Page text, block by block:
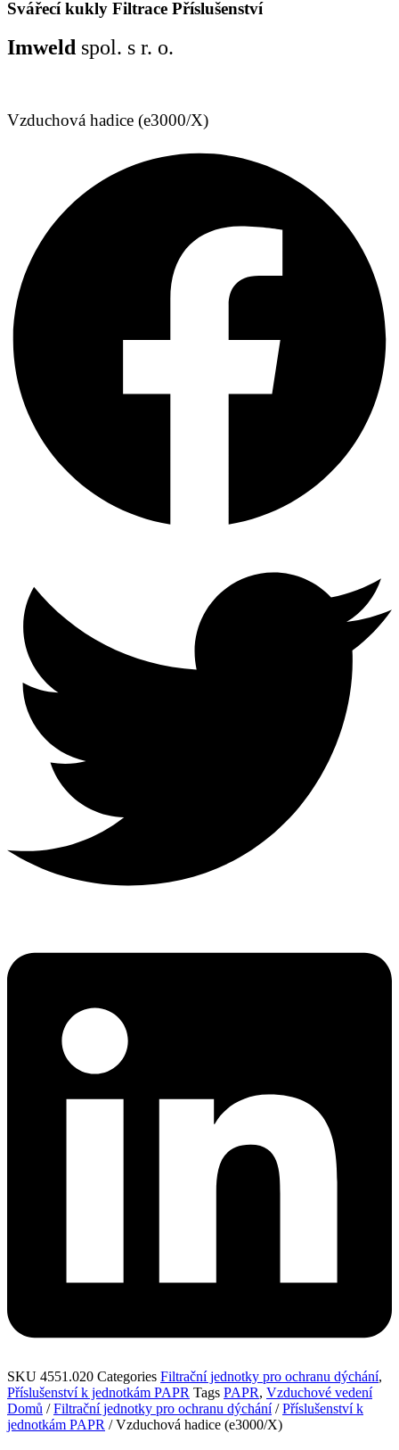
Svářecí kukly Filtrace Příslušenství
Imweld spol. s r. o.
Vzduchová hadice (e3000/X)
SKU 4551.020 Categories Filtrační jednotky pro ochranu dýchání,
Příslušenství k jednotkám PAPR Tags PAPR, Vzduchové vedení
Domů /Filtrační jednotky pro ochranu dýchání /Příslušenství k
jednotkám PAPR / Vzduchová hadice (e3000/X)